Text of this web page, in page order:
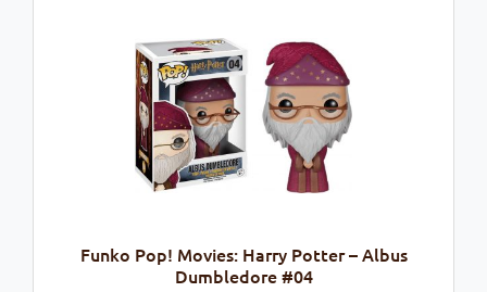
Funko Pop! Movies: Harry Potter – Albus
Dumbledore #04